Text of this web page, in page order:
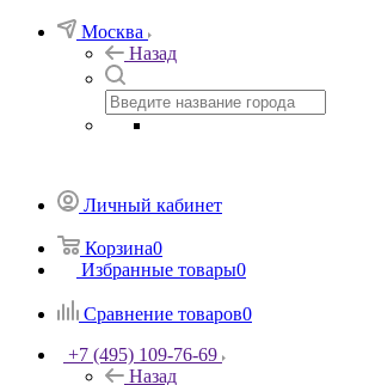
Москва
Назад
Личный кабинет
Корзина0
Избранные товары0
Сравнение товаров0
+7 (495) 109-76-69
Назад